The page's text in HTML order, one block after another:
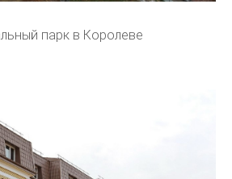
парк в Королеве